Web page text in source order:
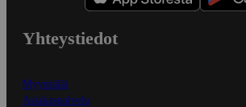
Yhteystiedot
Myymälät
Asiakaspalvelu